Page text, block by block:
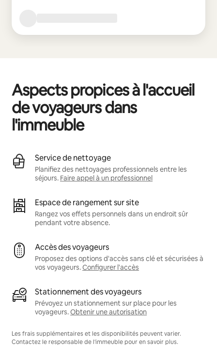
Aspects propices à l'accueil
de voyageurs dans
l'immeuble
Service de nettoyage
Planifiez des nettoyages professionnels entre les
séjours. Faire appel à un professionnel
Espace de rangement sur site
Rangez vos effets personnels dans un endroit sûr
pendant votre absence.
Accès des voyageurs
Proposez des options d'accès sans clé et sécurisées à
vos voyageurs.Configurer l'accès
Stationnement des voyageurs
Prévoyez un stationnement sur place pour les
voyageurs.Obtenir une autorisation
Les frais supplémentaires et les disponibilités peuvent varier.
Contactez le responsable de l'immeuble pour en savoir plus.